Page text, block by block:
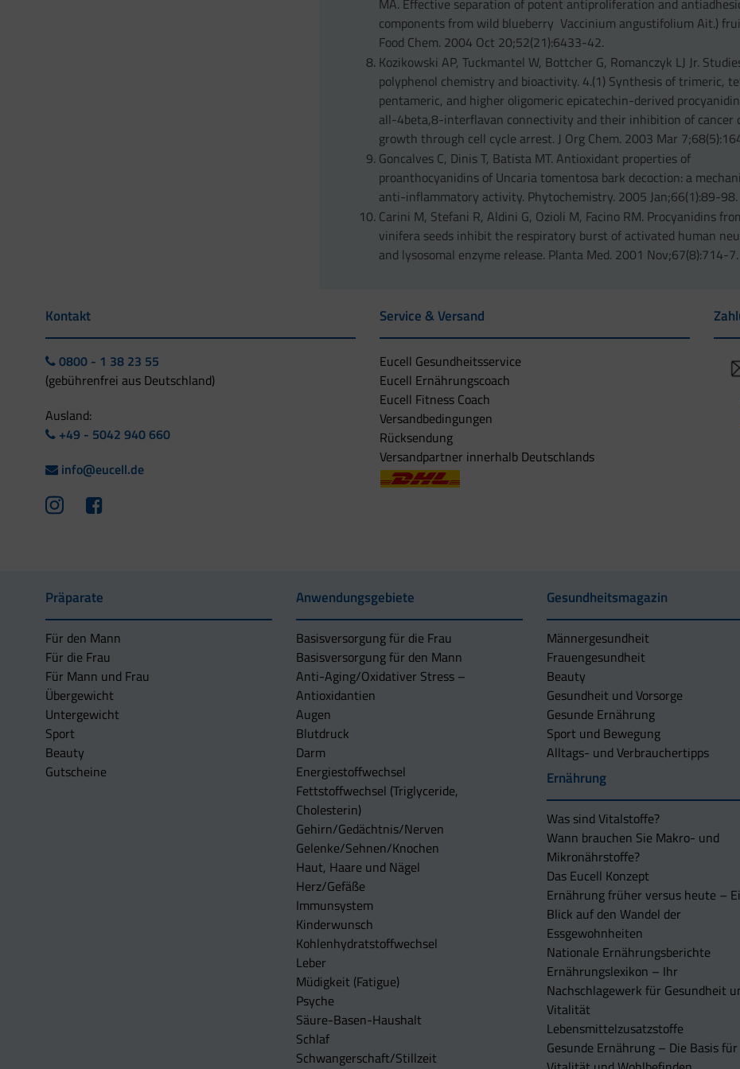
MA. Effective separation of potent antiproliferation and
components from wild blueberry Vaccinium angustifolium Ait.)
Food Chem. 2004 Oct 20;52(21):6433-42.
Kozikowski AP, Tuckmantel W, Bottcher G, Romanczyk LJ Jr.
polyphenol chemistry and bioactivity. 4.(1) Synthesis of trimeric,
pentameric, and higher oligomeric epicatechin-derived
all-4beta,8-interflavan connectivity and their inhibition of cancer
growth through cell cycle arrest. J Org Chem. 2003 Mar
Goncalves C, Dinis T, Batista MT. Antioxidant properties of
proanthocyanidins of Uncaria tomentosa bark decoction: a
anti-inflammatory activity. Phytochemistry. 2005 Jan;66(1):89-98.
Carini M, Stefani R, Aldini G, Ozioli M, Facino RM. Procyanidins
vinifera seeds inhibit the respiratory burst of activated human
and lysosomal enzyme release. Planta Med. 2001 Nov;67(8):714-7.
Kontakt
0800 - 1 38 23 55
(gebührenfrei aus Deutschland)
Ausland:
+49 - 5042 940 660
info@eucell.de
Service & Versand
Eucell Gesundheitsservice
Eucell Ernährungscoach
Eucell Fitness Coach
Versandbedingungen
Rücksendung
Versandpartner innerhalb Deutschlands
Präparate
Für den Mann
Für die Frau
Für Mann und Frau
Übergewicht
Untergewicht
Sport
Beauty
Gutscheine
Anwendungsgebiete
Basisversorgung für die Frau
Basisversorgung für den Mann
Anti-Aging/Oxidativer Stress –
Antioxidantien
Augen
Blutdruck
Darm
Energiestoffwechsel
Fettstoffwechsel (Triglyceride,
Cholesterin)
Gehirn/Gedächtnis/Nerven
Gelenke/Sehnen/Knochen
Haut, Haare und Nägel
Herz/Gefäße
Immunsystem
Kinderwunsch
Kohlenhydratstoffwechsel
Leber
Müdigkeit (Fatigue)
Psyche
Säure-Basen-Haushalt
Schlaf
Schwangerschaft/Stillzeit
Gesundheitsmagazin
Männergesundheit
Frauengesundheit
Beauty
Gesundheit und Vorsorge
Gesunde Ernährung
Sport und Bewegung
Alltags- und Verbrauchertipps
Ernährung
Was sind Vitalstoffe?
Wann brauchen Sie Makro- und
Mikronährstoffe?
Das Eucell Konzept
Ernährung früher versus heute –
Blick auf den Wandel der
Essgewohnheiten
Nationale Ernährungsberichte
Ernährungslexikon – Ihr
Nachschlagewerk für Gesundheit
Vitalität
Lebensmittelzusatzstoffe
Gesunde Ernährung – Die Basis für